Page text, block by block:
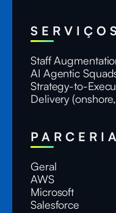
SERVIÇOS
Staff
AI Agentic
Strategy-to-
Delivery
Geral
AWS
Microsoft
Salesforce